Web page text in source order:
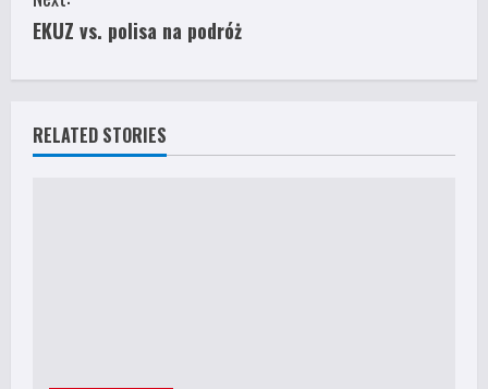
n
n
EKUZ vs. polisa na podróż
RELATED STORIES